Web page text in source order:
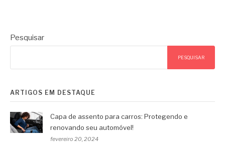
Pesquisar
PESQUISAR
ARTIGOS EM DESTAQUE
Capa de assento para carros: Protegendo e
renovando seu automóvel!
fevereiro 20, 2024